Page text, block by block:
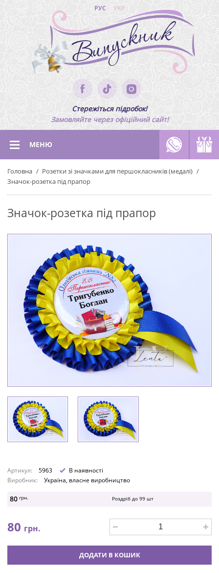
РУС УКР
Стережіться підробок!
Замовляйте через офіційний сайт!
МЕНЮ
Головна
Розетки зі значками для першокласників (медалі)
Значок-розетка під прапор
Значок-розетка під прапор
Артикул: 5963
В наявності
Виробник:
Україна, власне виробництво
80 грн. Роздріб до 99 шт
80 грн.
ДОДАТИ В КОШИК